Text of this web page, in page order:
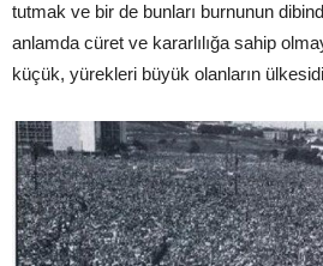
tutmak ve bir de bunları burnunun
anlamda cüret ve kararlılığa sahip
küçük, yürekleri büyük olanların